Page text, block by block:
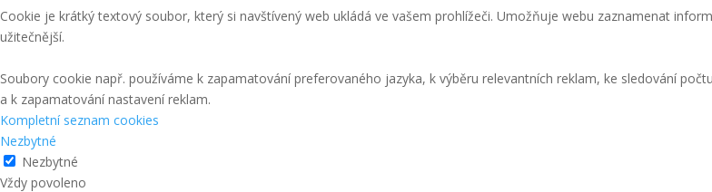
Cookie je krátký textový soubor, který si navštívený web ukládá ve vašem prohlížeči. Umožňuje webu zaznamenat
užitečnější.
Soubory cookie např. používáme k zapamatování preferovaného jazyka, k výběru relevantních reklam, ke sledování
a k zapamatování nastavení reklam.
Kompletní seznam cookies
Nezbytné
Nezbytné
Vždy povoleno